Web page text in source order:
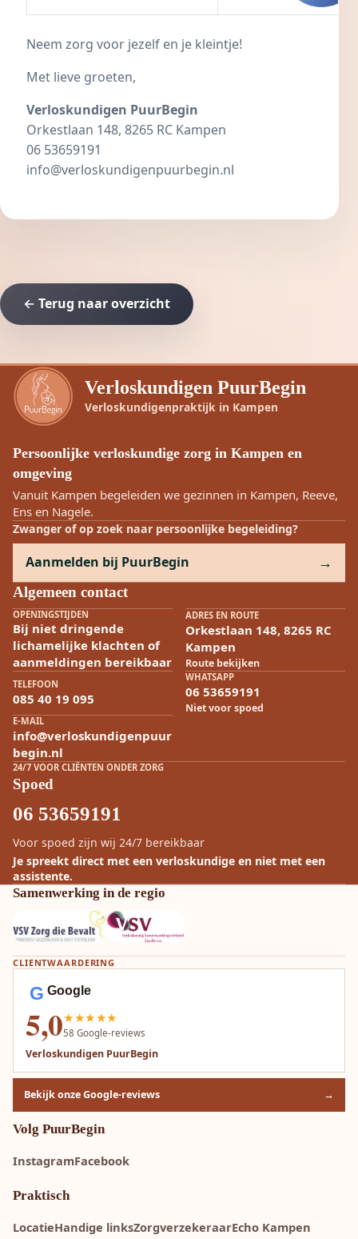
Neem zorg voor jezelf en je kleintje!
Met lieve groeten,
Verloskundigen PuurBegin
Orkestlaan 148, 8265 RC Kampen
06 53659191
info@verloskundigenpuurbegin.nl
← Terug naar overzicht
Verloskundigen PuurBegin
Verloskundigenpraktijk in Kampen
Persoonlijke verloskundige zorg in Kampen en
omgeving
Vanuit Kampen begeleiden we gezinnen in Kampen, Reeve,
Ens en Nagele.
Zwanger of op zoek naar persoonlijke begeleiding?
Aanmelden bij PuurBegin
Algemeen contact
OPENINGSTIJDEN
Bij niet dringende
lichamelijke klachten of
aanmeldingen bereikbaar
ADRES EN ROUTE
Orkestlaan 148, 8265 RC
Kampen
Route bekijken
TELEFOON
085 40 19 095
WHATSAPP
06 53659191
Niet voor spoed
E-MAIL
info@verloskundigenpuur
begin.nl
24/7 VOOR CLIËNTEN ONDER ZORG
Spoed
06 53659191
Voor spoed zijn wij 24/7 bereikbaar
Je spreekt direct met een verloskundige en niet met een
assistente.
Samenwerking in de regio
CLIENTWAARDERING
G Google
5,0★★★★★
58 Google-reviews
Verloskundigen PuurBegin
Bekijk onze Google-reviews →
Volg PuurBegin
InstagramFacebook
Praktisch
LocatieHandige linksZorgverzekeraarEcho Kampen